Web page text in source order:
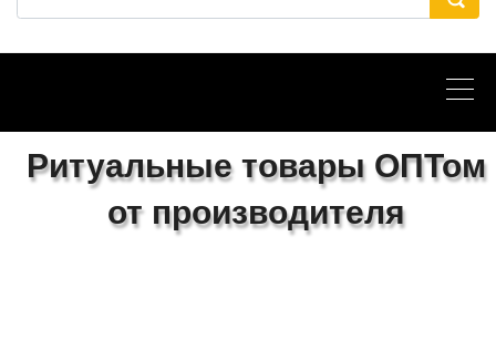
Ритуальные товары ОПТом
от производителя